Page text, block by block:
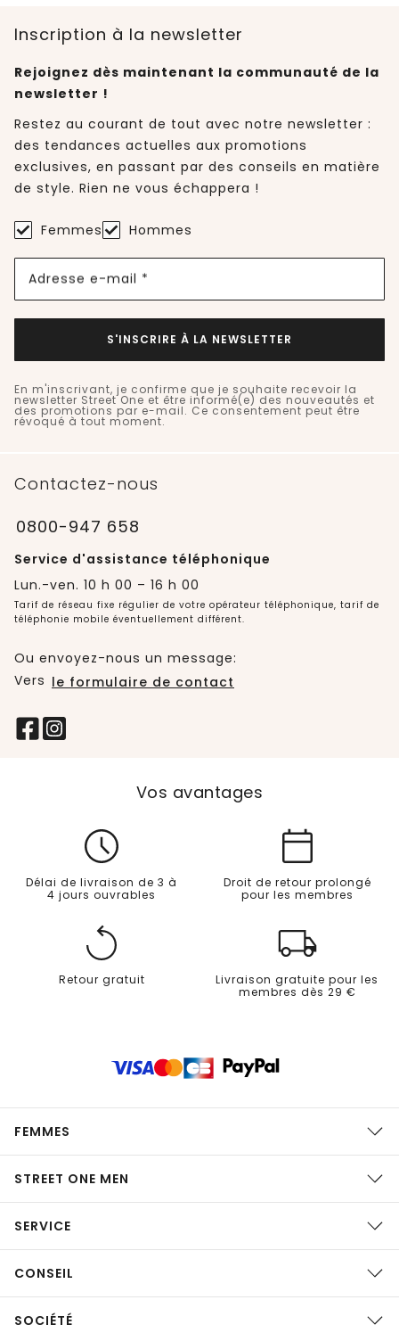
Inscription à la newsletter
Rejoignez dès maintenant la communauté de la
newsletter !
Restez au courant de tout avec notre newsletter :
des tendances actuelles aux promotions
exclusives, en passant par des conseils en matière
de style. Rien ne vous échappera !
Femmes Hommes
Adresse e-mail *
S'INSCRIRE À LA NEWSLETTER
En m'inscrivant, je confirme que je souhaite recevoir la
newsletter Street One et être informé(e) des nouveautés et
des promotions par e-mail. Ce consentement peut être
révoqué à tout moment.
Contactez-nous
0800-947 658
Service d'assistance téléphonique
Lun.-ven. 10 h 00 – 16 h 00
Tarif de réseau fixe régulier de votre opérateur téléphonique, tarif de
téléphonie mobile éventuellement différent.
Ou envoyez-nous un message:
Vers le formulaire de contact
Vos avantages
Délai de livraison de 3 à
4 jours ouvrables
Droit de retour prolongé
pour les membres
Retour gratuit
Livraison gratuite pour les
membres dès 29 €
FEMMES
STREET ONE MEN
SERVICE
CONSEIL
SOCIÉTÉ